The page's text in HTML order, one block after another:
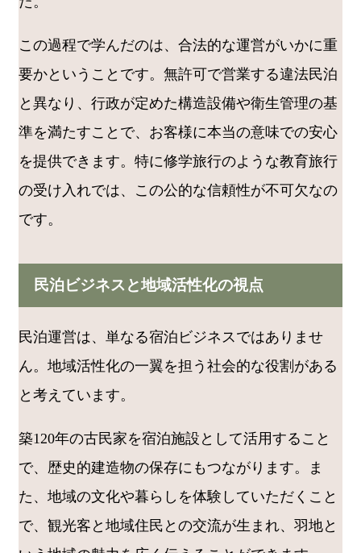
この過程で学んだのは、合法的な運営がいかに重
要かということです。無許可で営業する違法民泊
と異なり、行政が定めた構造設備や衛生管理の基
準を満たすことで、お客様に本当の意味での安心
を提供できます。特に修学旅行のような教育旅行
の受け入れでは、この公的な信頼性が不可欠なの
です。
民泊ビジネスと地域活性化の視点
民泊運営は、単なる宿泊ビジネスではありませ
ん。地域活性化の一翼を担う社会的な役割がある
と考えています。
築120年の古民家を宿泊施設として活用すること
で、歴史的建造物の保存にもつながります。ま
た、地域の文化や暮らしを体験していただくこと
で、観光客と地域住民との交流が生まれ、羽地と